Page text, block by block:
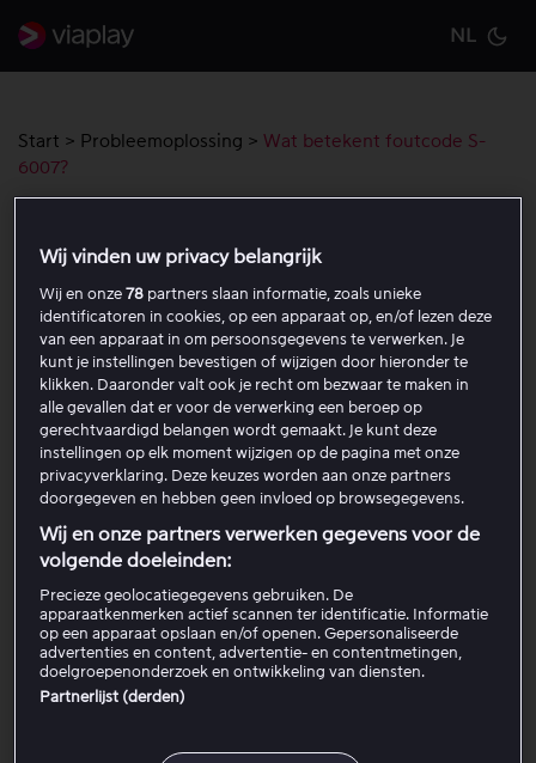
NL
Start > Probleemoplossing > Wat betekent foutcode S-
6007?
Foutcode S-6007 betekent dat u geen actief
abonnement gekoppeld heeft aan uw Viaplay account.
Heeft u het abonnement direct
afgesloten bij Viaplay?
Heeft u het abonnement afgesloten via
een partner zoals KPN, Ziggo, T-mobile,
Caiway of Delta?
Is dit artikel nuttig?
Wij vinden uw privacy belangrijk
Wij en onze78 partners slaan informatie, zoals unieke
identificatoren in cookies, op een apparaat op, en/of lezen deze
van een apparaat in om persoonsgegevens te verwerken. Je
kunt je instellingen bevestigen of wijzigen door hieronder te
klikken. Daaronder valt ook je recht om bezwaar te maken in
alle gevallen dat er voor de verwerking een beroep op
gerechtvaardigd belangen wordt gemaakt. Je kunt deze
instellingen op elk moment wijzigen op de pagina met onze
privacyverklaring. Deze keuzes worden aan onze partners
doorgegeven en hebben geen invloed op browsegegevens.
Wij en onze partners verwerken gegevens voor de
volgende doeleinden:
Precieze geolocatiegegevens gebruiken. De
apparaatkenmerken actief scannen ter identificatie. Informatie
op een apparaat opslaan en/of openen. Gepersonaliseerde
advertenties en content, advertentie- en contentmetingen,
doelgroepenonderzoek en ontwikkeling van diensten.
Partnerlijst (derden)